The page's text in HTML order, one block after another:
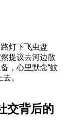
灯下飞虫盘
提议去河边散
，心里默念“蚊
。
交背后的